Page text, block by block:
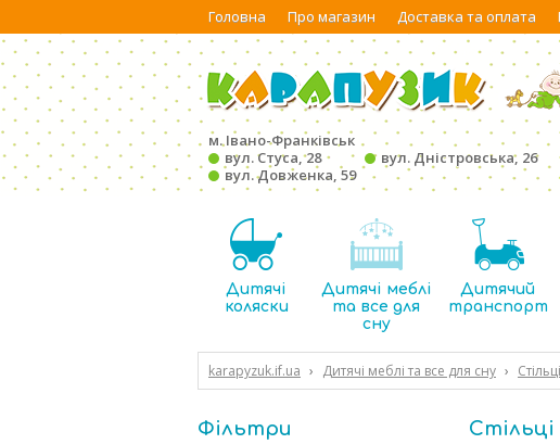
Головна Про магазин Доставка та оплата
м. Івано-Франківськ
вул. Стуса, 28
вул. Дністровська, 26
вул. Довженка, 59
Дитячі
коляски
Дитячі меблі
та все для
сну
Дитячий
транспорт
karapyzuk.if.ua › Дитячі меблі та все для сну ›
Фільтри Стільці